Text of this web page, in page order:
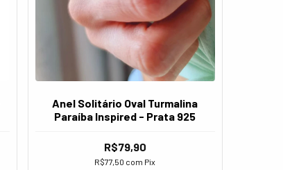
Anel Solitário Oval Turmalina
Paraíba Inspired - Prata 925
R$79,90
R$77,50 com Pix